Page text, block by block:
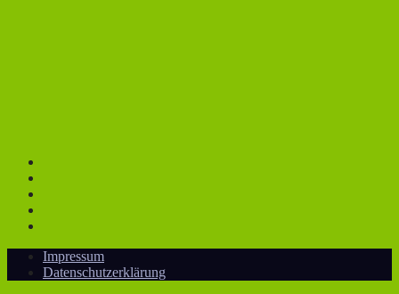
Impressum
Datenschutzerklärung